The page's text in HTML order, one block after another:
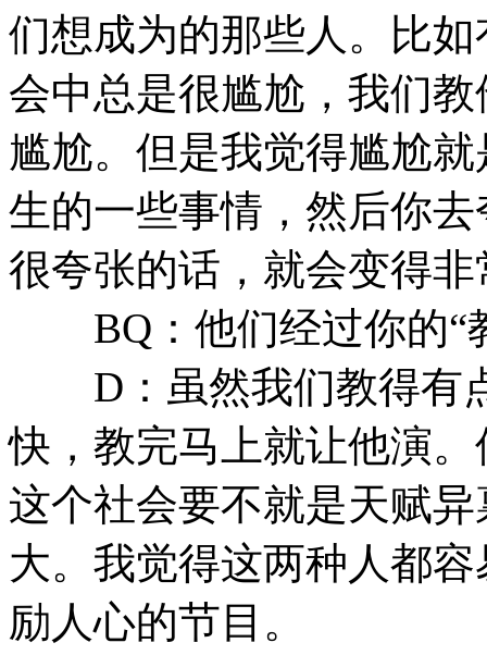
们想成为的那些人。比
会中总是很尴尬，我们
尴尬。但是我觉得尴尬
生的一些事情，然后你
很夸张的话，就会变得
BQ：他们经过你的“
D：虽然我们教得有
快，教完马上就让他演
这个社会要不就是天赋
大。我觉得这两种人都
励人心的节目。